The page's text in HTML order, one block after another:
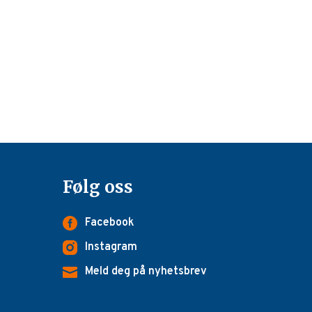
Følg oss
Facebook
Instagram
Meld deg på nyhetsbrev